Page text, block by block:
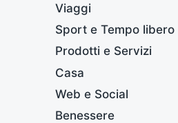
Viaggi
Sport e Tempo libero
Prodotti e Servizi
Casa
Web e Social
Benessere